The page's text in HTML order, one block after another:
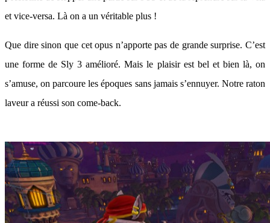
et vice-versa. Là on a un véritable plus !
Que dire sinon que cet opus n’apporte pas de grande surprise. C’est
une forme de Sly 3 amélioré. Mais le plaisir est bel et bien là, on
s’amuse, on parcoure les époques sans jamais s’ennuyer. Notre raton
laveur a réussi son come-back.